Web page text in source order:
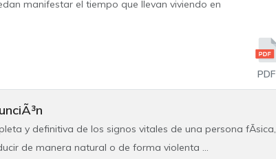
manifestar el tiempo que llevan viviendo en
PDF
y definitiva de los signos vitales de una persona fÃ­sica,
de manera natural o de forma violenta ...